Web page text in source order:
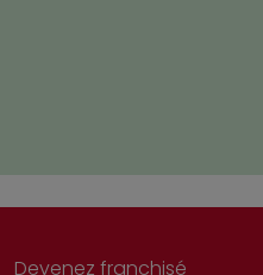
Devenez franchisé